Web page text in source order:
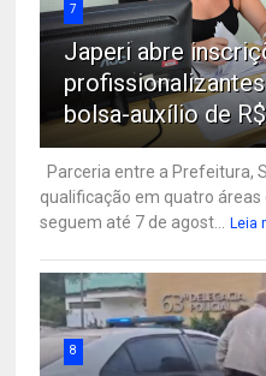
7
Japeri abre
bolsa-auxílio de
Parceria entre a Prefeitura,
qualificação em quatro
seguem até 7 de agost...
Leia
8